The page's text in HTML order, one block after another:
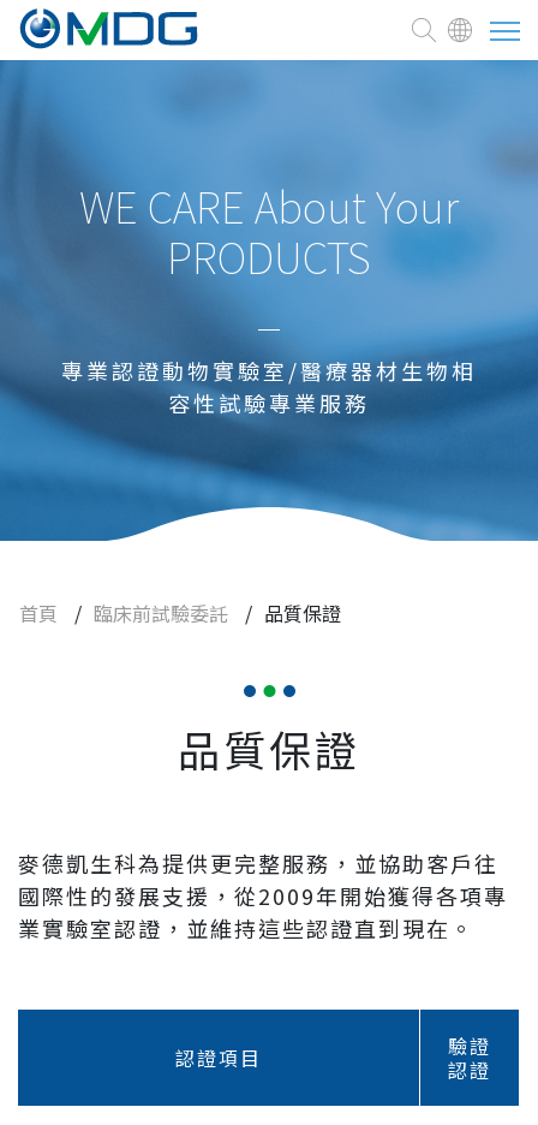
常見問題
人才招募
WE CARE About Your
PRODUCTS
專業認證動物實驗室/醫療器材生物相
容性試驗專業服務
首頁 / 臨床前試驗委託 / 品質保證
品質保證
麥德凱生科為提供更完整服務，並協助客戶往
國際性的發展支援，從2009年開始獲得各項專
業實驗室認證，並維持這些認證直到現在。
認證項目
驗證
認證